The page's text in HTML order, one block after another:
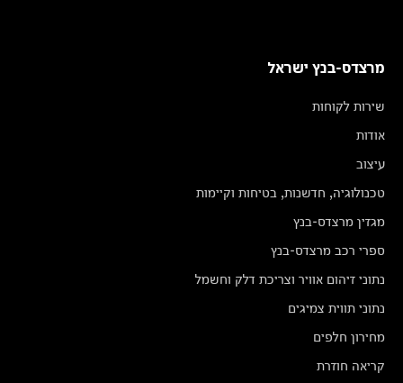
מרצדס-בנץ ישראל
שירות לקוחות
אודות
עיצוב
טכנולוגיה, חדשנות, בטיחות וקיימות
מגזין מרצדס-בנץ
ספרי רכב מרצדס-בנץ
נתוני זיהום אוויר וצריכת דלק וחשמל
נתוני תווית צמיגים
מחירון חלפים
קריאה חוזרת